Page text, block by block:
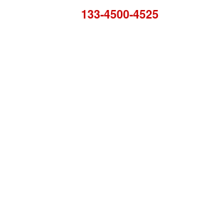
133-4500-4525